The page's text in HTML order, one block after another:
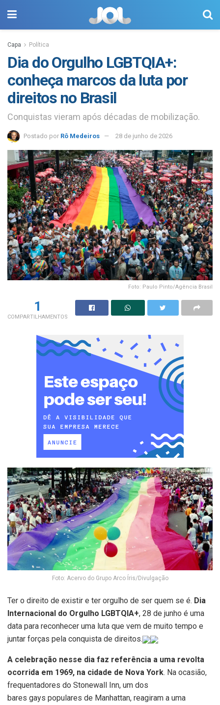
Capa Política
Dia do Orgulho LGBTQIA+:
conheça marcos da luta por
direitos no Brasil
Conquistas vieram após décadas de mobilização.
Postado por Rô Medeiros 28 de junho de 2026
Foto: Paulo Pinto/Agência Brasil
1
COMPARTILHAMENTOS
Foto: Acervo do Grupo Arco Íris/Divulgação
Ter o direito de existir e ter orgulho de ser quem se é. Dia
Internacional do Orgulho LGBTQIA+, 28 de junho é uma
data para reconhecer uma luta que vem de muito tempo e
juntar forças pela conquista de direitos.
A celebração nesse dia faz referência a uma revolta
ocorrida em 1969, na cidade de Nova York. Na ocasião,
frequentadores do Stonewall Inn, um dos
bares gays populares de Manhattan, reagiram a uma